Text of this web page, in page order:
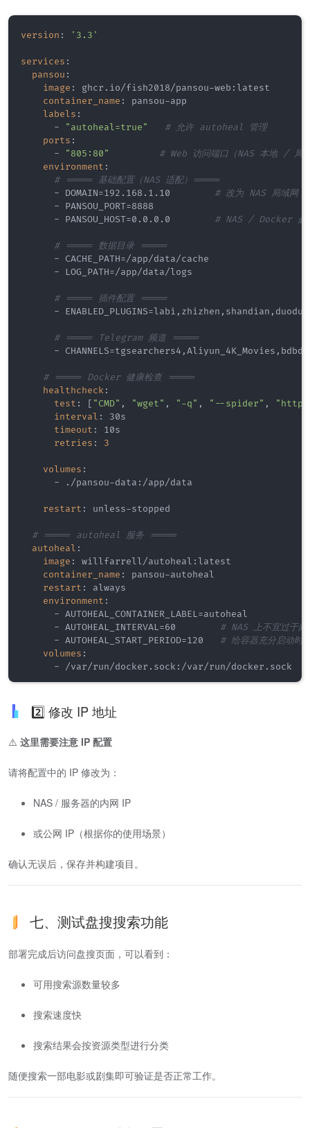
version : '3.3'
services :
pansou :
image : ghcr.io/fish2018/pansou-web :latest
container_name : pansou-app
labels :
-
"autoheal=true"
# 允许 autoheal 管理
ports :
-
"805:80"
# Web 访问端口（NAS 本地 / 局
environment :
# ===== 基础配置（NAS 适配）=====
- DOMAIN=192.168.1.10 # 改为 NAS 局域网
- PANSOU_PORT=8888
- PANSOU_HOST=0.0.0.0 # NAS / Docker 必
# ===== 数据目录 =====
- CACHE_PATH=/app/data/cache
- LOG_PATH=/app/data/logs
# ===== 插件配置 =====
- ENABLED_PLUGINS=labi , zhizhen , shandian , duoduo
# ===== Telegram 频道 =====
- CHANNELS=tgsearchers4 ,Aliyun_4K_Movies ,
# ===== Docker 健康检查 =====
healthcheck:
test : [ "CMD" , "wget" , "-q" , "--spider" ,
interval :
30s
timeout :
10s
retries : 3
volumes :
- ./pansou-data : /app/data
restart : unless-stopped
# ===== autoheal 服务 =====
autoheal :
image : willfarrell/autoheal :latest
container_name : pansou-autoheal
restart :
always
environment :
- AUTOHEAL_CONTAINER_LABEL=autoheal
- AUTOHEAL_INTERVAL=60 # NAS 上不宜过于频
- AUTOHEAL_START_PERIOD=120 # 给容器充分启动时
volumes :
- /var/run/docker.sock: /var/run/docker.sock
2️⃣ 修改 IP 地址
⚠️ 这里需要注意 IP 配置
请将配置中的 IP 修改为：
NAS / 服务器的内网 IP
或公网 IP（根据你的使用场景）
确认无误后，保存并构建项目。
七、测试盘搜搜索功能
部署完成后访问盘搜页面，可以看到：
可用搜索源数量较多
搜索速度快
搜索结果会按资源类型进行分类
随便搜索一部电影或剧集即可验证是否正常工作。